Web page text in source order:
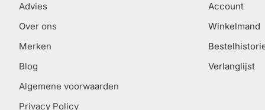
Advies
Over ons
Merken
Blog
Algemene voorwaarden
Privacy Policy
Account
Winkelmand
Verlanglijst